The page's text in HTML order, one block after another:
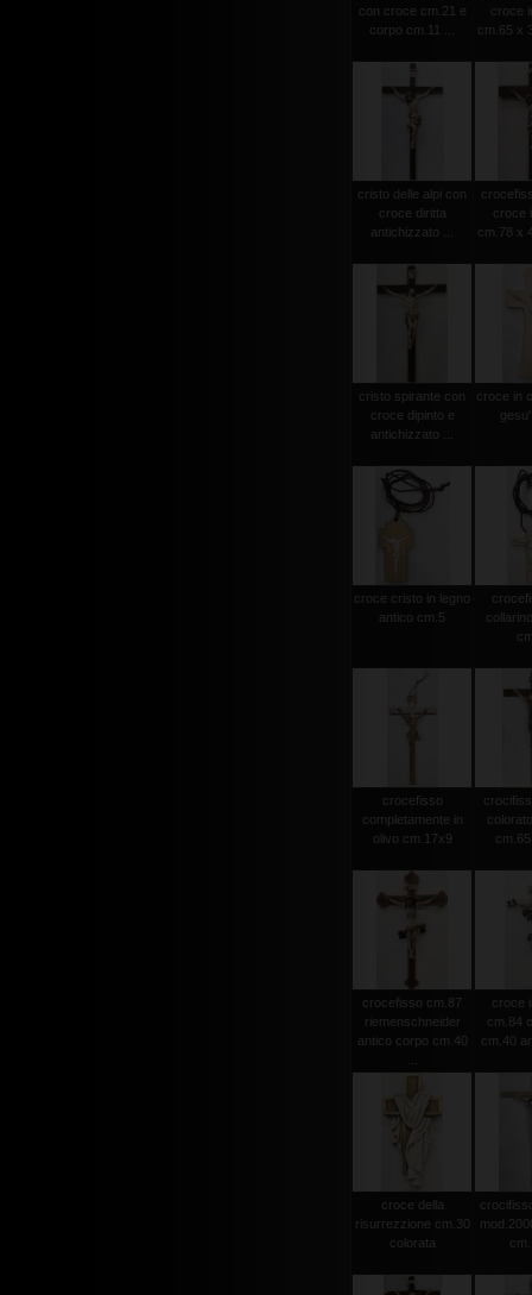
con croce cm.21 e
corpo cm.11 ...
croce
cm.65 x
cristo delle alpi con
croce diritta
antichizzato ...
croce
cm.78 x
cristo spirante con
croce dipinto e
antichizzato ...
croce in
croce cristo in legno
antico cm.5
crocefisso
completamente in
olivo cm.17x9
crocefisso cm.87
riemenschneider
antico corpo cm.40
croce
cm.84
cm.40
croce della
risurrezzione cm.30
colorata